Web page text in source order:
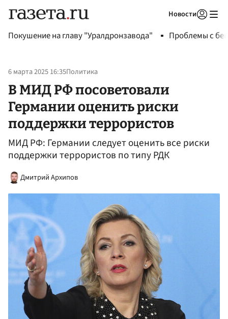
Новости
Покушение на главу "Уралдронзавода" Проблемы с
6 марта 2025 16:35Политика
В МИД РФ посоветовали
Германии оценить риски
поддержки террористов
МИД РФ: Германии следует оценить все риски
поддержки террористов по типу РДК
Дмитрий Архипов